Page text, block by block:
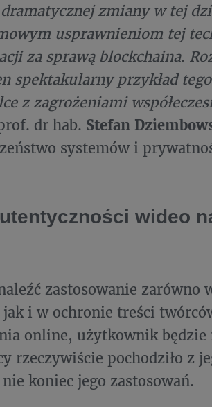
zmiany w tej
usprawnieniom tej
za sprawą blockchaina.
spektakularny przykład
z zagrożeniami
dr hab. Stefan
systemów i
wideo
zastosowanie zarówno
i w ochronie treści
online, użytkownik będzie
rzeczywiście pochodziło z
koniec jego zastosowań.